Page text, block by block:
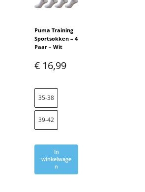
Puma Training
Sportsokken – 4
Paar – Wit
€ 16,99
35-38
39-42
In
winkelwage
n